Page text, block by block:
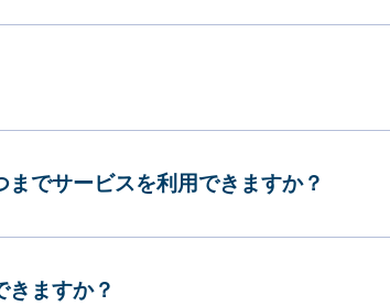
でサービスを利用できますか？
きますか？